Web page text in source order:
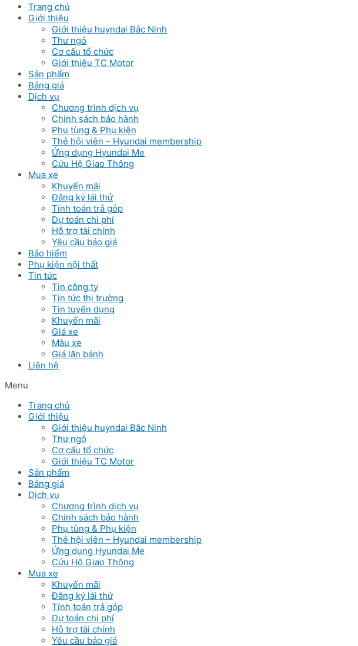
Trang chủ
Giới thiệu
Giới thiệu huyndai Bắc Ninh
Thư ngỏ
Cơ cấu tổ chức
Giới thiệu TC Motor
Sản phẩm
Bảng giá
Dịch vụ
Chương trình dịch vụ
Chinh sách bảo hành
Phụ tùng & Phụ kiện
Thẻ hội viên – Hyundai membership
Ứng dụng Hyundai Me
Cứu Hộ Giao Thông
Mua xe
Khuyến mãi
Đăng ký lái thử
Tính toán trả góp
Dự toán chi phí
Hỗ trợ tài chính
Yêu cầu báo giá
Bảo hiểm
Phụ kiện nội thất
Tin tức
Tin công ty
Tin tức thị trường
Tin tuyển dụng
Khuyến mãi
Giá xe
Màu xe
Giá lăn bánh
Liên hệ
Menu
Trang chủ
Giới thiệu
Giới thiệu huyndai Bắc Ninh
Thư ngỏ
Cơ cấu tổ chức
Giới thiệu TC Motor
Sản phẩm
Bảng giá
Dịch vụ
Chương trình dịch vụ
Chinh sách bảo hành
Phụ tùng & Phụ kiện
Thẻ hội viên – Hyundai membership
Ứng dụng Hyundai Me
Cứu Hộ Giao Thông
Mua xe
Khuyến mãi
Đăng ký lái thử
Tính toán trả góp
Dự toán chi phí
Hỗ trợ tài chính
Yêu cầu báo giá